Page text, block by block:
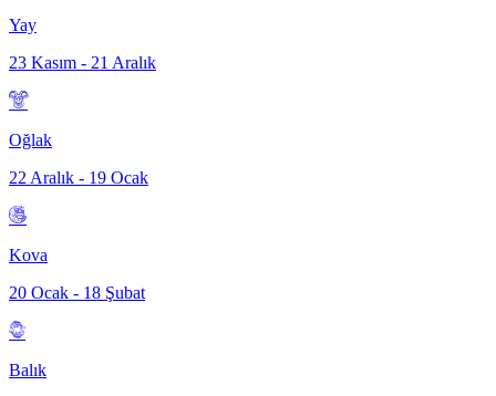
Yay
23 Kasım - 21 Aralık
Oğlak
22 Aralık - 19 Ocak
Kova
20 Ocak - 18 Şubat
Balık